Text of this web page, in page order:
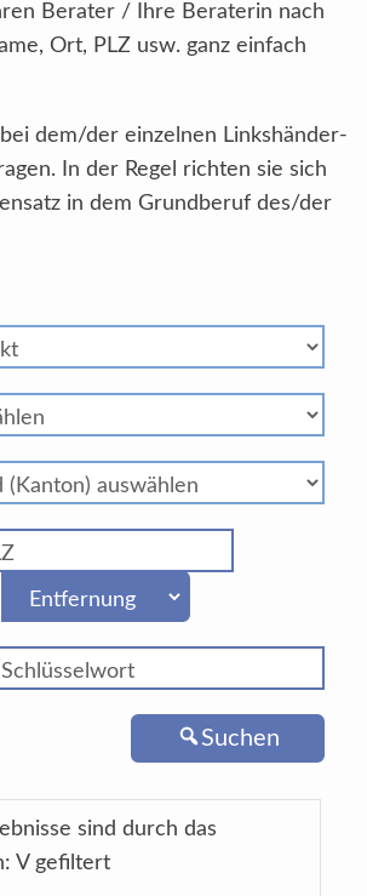
Berater / Ihre Beraterin nach
Ort, PLZ usw. ganz einfach
dem/der einzelnen Linkshänder-
In der Regel richten sie sich
in dem Grundberuf des/der
Suchen
sind durch das
V gefiltert